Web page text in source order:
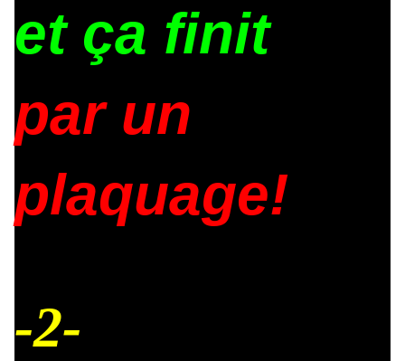
et ça finit
par un
plaquage!
-2-